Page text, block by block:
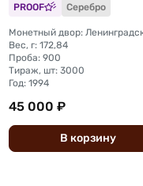
PROOF Серебро
Вес, г: 172,84
Проба: 900
Тираж, шт: 3000
Год: 1994
45 000 ₽
В корзину